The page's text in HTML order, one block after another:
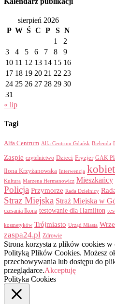
sierpień 2026
P W Ś C P S N
1
2
3
4 5 6 7 8
9
10 11 12 13 14 15 16
17 18 19 20 21 22 23
24 25 26 27 28 29 30
31
« lip
Tagi
Alfa Centrum Alfa Centrum Gdańsk Bielenda
Zaspie czytelnictwo Dzieci Fryzjer GAK
Ilona Krzyżanowska Interwencja
Kultura Marzena Hermanowicz Mieszkańcy
Policja Przymorze Rada Dzielnicy
Straz Miejska Straż Miejska w
czesania Ikona testowanie dla Hamilton
kosmetyków Trójmiasto Urząd Miasta
zaspa24.pl Zdrowie
Strona korzysta z plików cookies w
Polityką Plików Cookies. Możesz
przechowywania lub dostępu do
przeglądarce.Akceptuję
Polityka Cookies